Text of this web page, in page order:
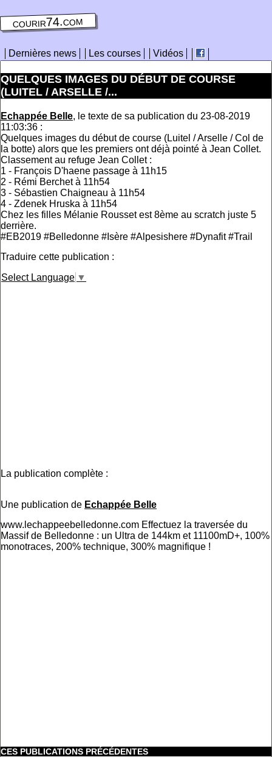
courir74.com
Dernières news Les courses Vidéos
QUELQUES IMAGES DU DÉBUT DE COURSE
(LUITEL / ARSELLE /...
Echappée Belle, le texte de sa publication du 23-08-2019
11:03:36 :
Quelques images du début de course (Luitel / Arselle / Col de
la botte) alors que les premiers ont déjà pointé à Jean Collet.
Classement au refuge Jean Collet :
1 - François D'haene passage à 11h15
2 - Rémi Berchet à 11h54
3 - Sébastien Chaigneau à 11h54
4 - Zdenek Hruska à 11h54
Chez les filles Mélanie Rousset est 8ème au scratch juste 5
derrière.
#EB2019 #Belledonne #Isère #Alpesishere #Dynafit #Trail
Traduire cette publication :
Select Language ▼
La publication complète :
Une publication de Echappée Belle
www.lechappeebelledonne.com Effectuez la traversée du
Massif de Belledonne : un Ultra de 144km et 11100mD+, 100%
monotraces, 200% technique, 300% magnifique !
CES PUBLICATIONS PRÉCÉDENTES